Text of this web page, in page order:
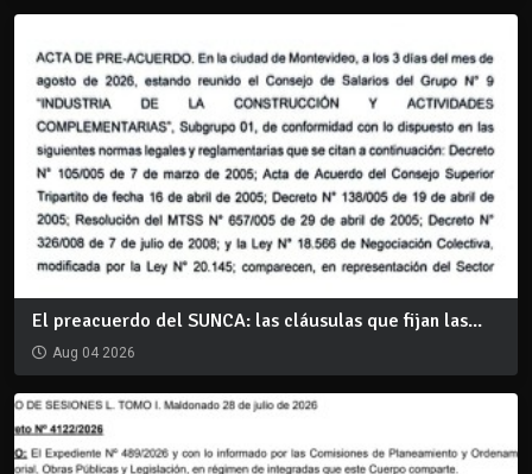
El preacuerdo del SUNCA: las cláusulas que fijan las...
Aug 04 2026